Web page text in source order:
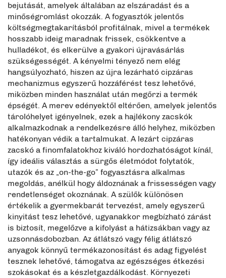
bejutását, amelyek általában az elszáradást és a
minőségromlást okozzák. A fogyasztók jelentős
költségmegtakarításból profitálnak, mivel a termékek
hosszabb ideig maradnak frissek, csökkentve a
hulladékot, és elkerülve a gyakori újravásárlás
szükségességét. A kényelmi tényező nem elég
hangsúlyozható, hiszen az újra lezárható cipzáras
mechanizmus egyszerű hozzáférést tesz lehetővé,
miközben minden használat után megőrzi a termék
épségét. A merev edényektől eltérően, amelyek jelentős
tárolóhelyet igényelnek, ezek a hajlékony zacskók
alkalmazkodnak a rendelkezésre álló helyhez, miközben
hatékonyan védik a tartalmukat. A lezárt cipzáras
zacskó a finomfalatokhoz kiváló hordozhatóságot kínál,
így ideális választás a sürgős életmódot folytatók,
utazók és az „on-the-go” fogyasztásra alkalmas
megoldás, anélkül hogy áldoznának a frissességen vagy
rendetlenséget okoznának. A szülők különösen
értékelik a gyermekbarát tervezést, amely egyszerű
kinyitást tesz lehetővé, ugyanakkor megbízható zárást
is biztosít, megelőzve a kifolyást a hátizsákban vagy az
uzsonnásdobozban. Az átlátszó vagy félig átlátszó
anyagok könnyű termékazonosítást és adag figyelést
tesznek lehetővé, támogatva az egészséges étkezési
szokásokat és a készletgazdálkodást. Környezeti